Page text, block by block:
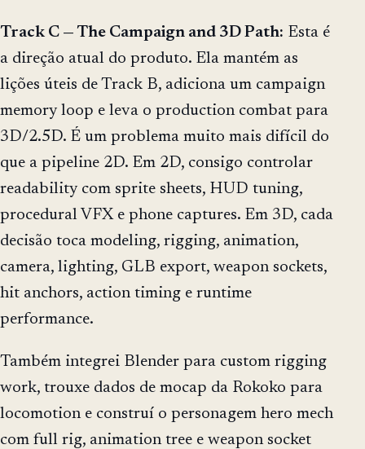
Track C — The Campaign and 3D Path: Esta é
a direção atual do produto. Ela mantém as
lições úteis de Track B, adiciona um campaign
memory loop e leva o production combat para
3D/2.5D. É um problema muito mais difícil do
que a pipeline 2D. Em 2D, consigo controlar
readability com sprite sheets, HUD tuning,
procedural VFX e phone captures. Em 3D, cada
decisão toca modeling, rigging, animation,
camera, lighting, GLB export, weapon sockets,
hit anchors, action timing e runtime
performance.
Também integrei Blender para custom rigging
work, trouxe dados de mocap da Rokoko para
locomotion e construí o personagem hero mech
com full rig, animation tree e weapon socket